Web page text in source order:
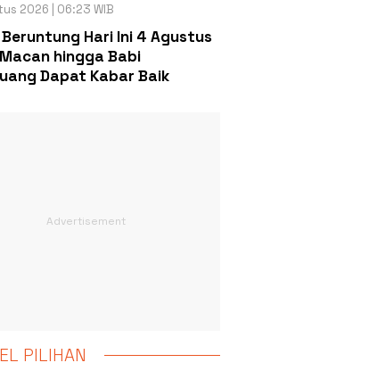
2026 | 06:23 WIB
Hari Ini 4 Agustus
hingga Babi
Dapat Kabar Baik
PILIHAN